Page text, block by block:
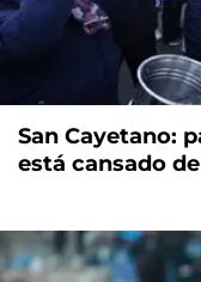
San Cayetano:
está cansado